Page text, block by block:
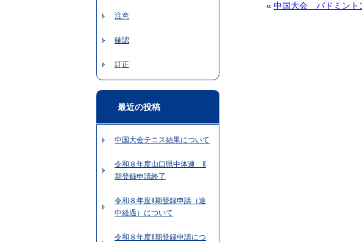
注意
確認
訂正
最近の投稿
中国大会テニス結果について
令和８年度山口県中体連 Ⅱ
期登録申請終了
令和８年度Ⅱ期登録申請（途
中経過）について
令和８年度Ⅱ期登録申請につ
« 中国大会 バドミント